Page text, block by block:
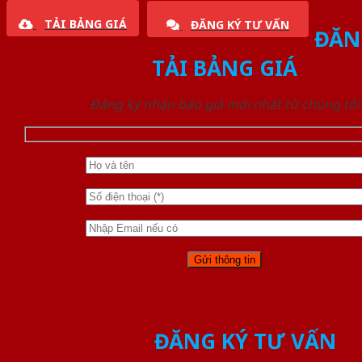
TẢI BẢNG GIÁ ĐĂNG KÝ TƯ VẤN
TẢI BẢNG GIÁ
Đăng ký nhận báo giá mới nhất từ chúng tôi
ĐĂNG KÝ TƯ VẤN